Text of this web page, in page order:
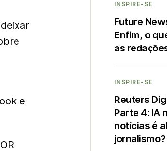
e
INSPIRE-SE
Future
Enfim, o
as
INSPIRE-SE
Reuters
Parte 4: IA
notícias é
jornalismo?